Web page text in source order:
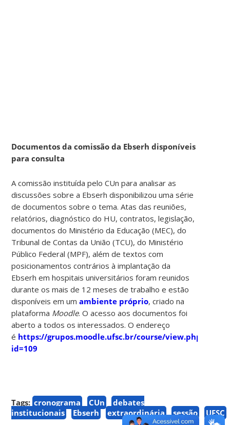
Documentos da comissão da Ebserh disponíveis
para consulta
A comissão instituída pelo CUn para analisar as
discussões sobre a Ebserh disponibilizou uma série
de documentos sobre o tema. Atas das reuniões,
relatórios, diagnóstico do HU, contratos, legislação,
documentos do Ministério da Educação (MEC), do
Tribunal de Contas da União (TCU), do Ministério
Público Federal (MPF), além de textos com
posicionamentos contrários à implantação da
Ebserh em hospitais universitários foram reunidos
durante os mais de 12 meses de trabalho e estão
disponíveis em umambiente próprio, criado na
plataforma Moodle. O acesso aos documentos foi
aberto a todos os interessados. O endereço
é https://grupos.moodle.ufsc.br/course/view.php?
id=109
Tags: cronograma CUn
debates
institucionais
Ebserh extraordinária sessão UFSC